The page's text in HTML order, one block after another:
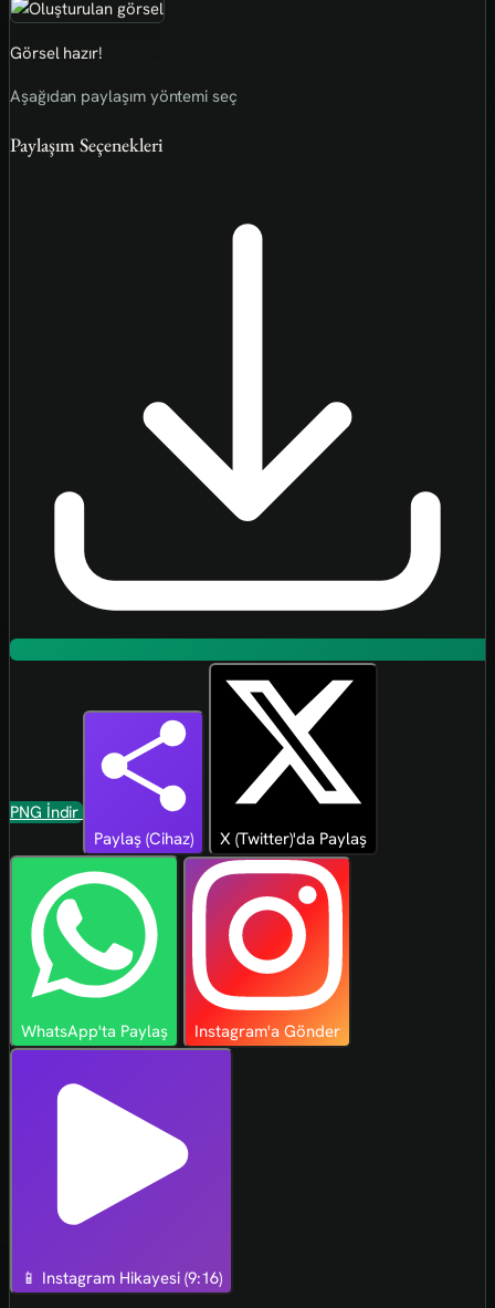
Görsel hazır!
Aşağıdan paylaşım yöntemi seç
Paylaşım Seçenekleri
PNG İndir
Paylaş (Cihaz)
X (Twitter)'da Paylaş
WhatsApp'ta Paylaş Instagram'a Gönder
📱 Instagram Hikayesi (9:16)